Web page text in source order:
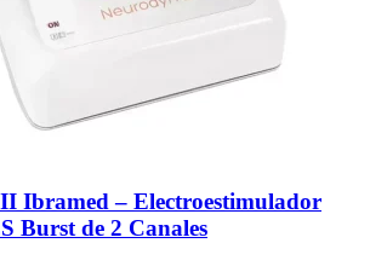
Ibramed – Electroestimulador
Burst de 2 Canales